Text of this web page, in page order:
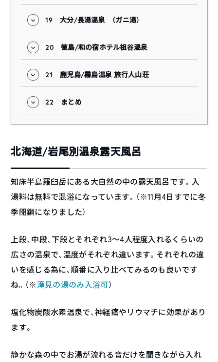
19 大分/長湯温泉 （ガニ湯）
20 徳島/和の宿ホテル祖谷温泉
21 鹿児島/霧島温泉 旅行人山荘
22 まとめ
北海道/岩尾別温泉露天風呂
知床半島羅臼岳にある大自然の中の露天風呂です。入
湯料は無料で混浴になっています。（※11月4日すでに冬
季閉鎖になりました）
上段、中段、下段とそれぞれ3～4人程度入れるくらいの
広さの温泉で、温度がそれぞれ違います。それぞれの違
いを感じる為に、順番に入り比べてみるのも良いです
ね。（※滝見の湯のみ入浴可）
塩化物炭酸水素温泉で、神経痛やリウマチに効果があり
ます。
静かな森の中でお湯が流れる音だけを聞きながら入れ